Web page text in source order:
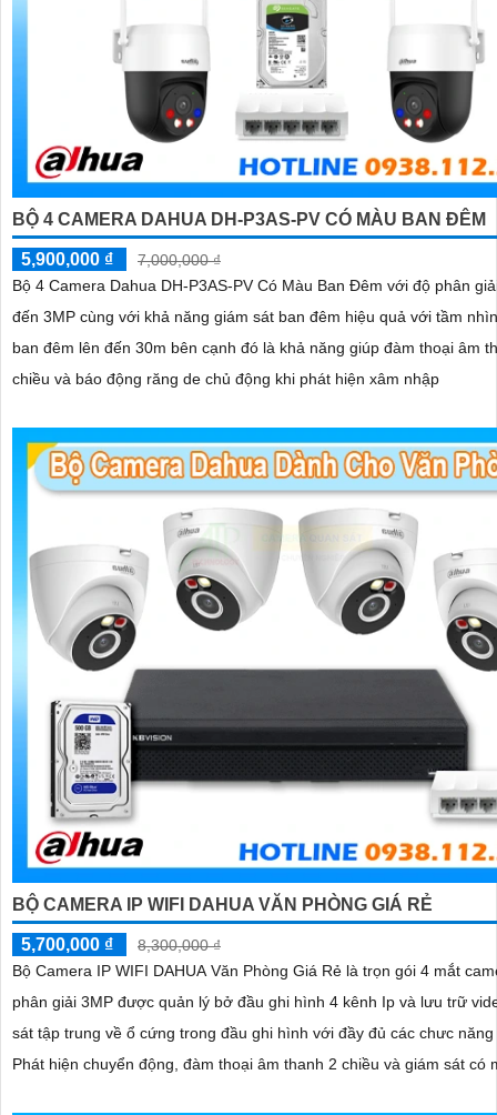
BỘ 4 CAMERA DAHUA DH-P3AS-PV CÓ MÀU BAN ĐÊM
5,900,000 ₫
7,000,000 ₫
Bộ 4 Camera Dahua DH-P3AS-PV Có Màu Ban Đêm với độ phân
đến 3MP cùng với khả năng giám sát ban đêm hiệu quả với tầm
ban đêm lên đến 30m bên cạnh đó là khả năng giúp đàm thoại âm
chiều và báo động răng de chủ động khi phát hiện xâm nhập
BỘ CAMERA IP WIFI DAHUA VĂN PHÒNG GIÁ RẺ
5,700,000 ₫
8,300,000 ₫
Bộ Camera IP WIFI DAHUA Văn Phòng Giá Rẻ là trọn gói 4 mắt
phân giải 3MP được quản lý bở đầu ghi hình 4 kênh Ip và lưu trữ
sát tập trung về ổ cứng trong đầu ghi hình với đầy đủ các chưc
Phát hiện chuyển động, đàm thoại âm thanh 2 chiều và giám sát có